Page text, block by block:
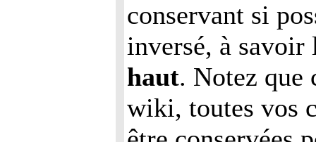
conservant si
inversé, à
haut. Notez
wiki, toutes vos